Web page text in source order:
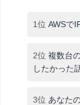
1位 AWSで
2位 複数台
したかった
3位 あなた